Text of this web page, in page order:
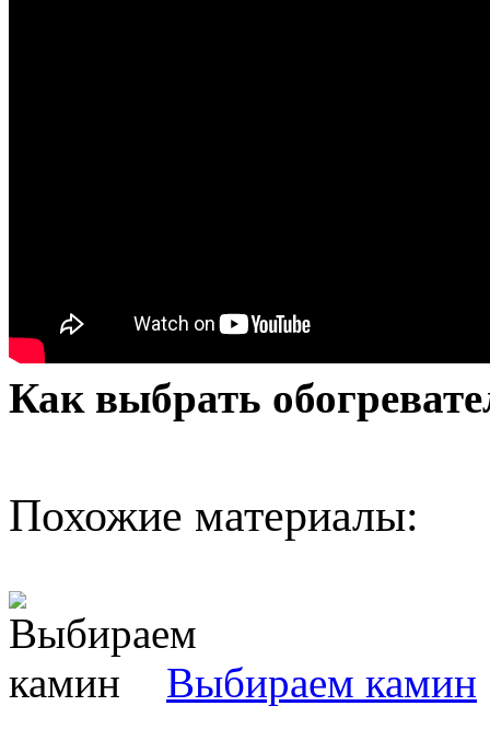
Как выбрать
Похожие материалы:
Выбираем камин